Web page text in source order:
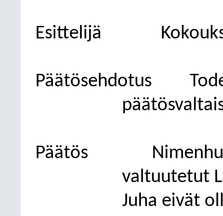
Esittelijä
Päätösehdotus
Päätös
valtuutetut
Juha eivät